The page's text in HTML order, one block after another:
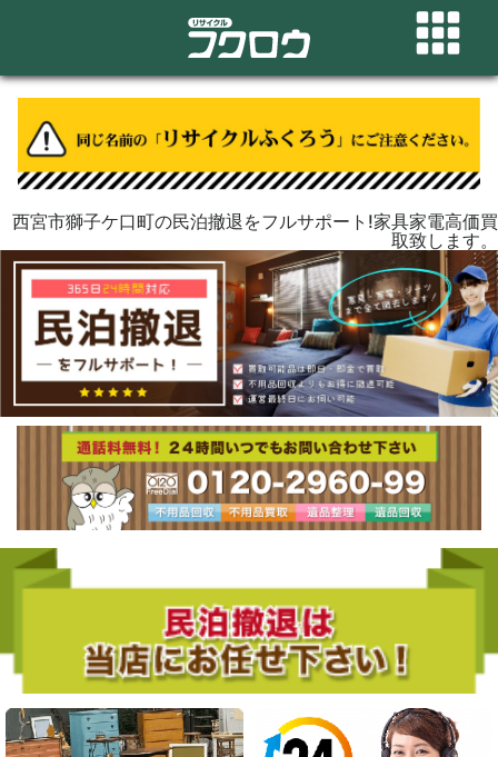
西宮市獅子ケ口町の民泊撤退をフルサポート!家具家電高価買
取致します。